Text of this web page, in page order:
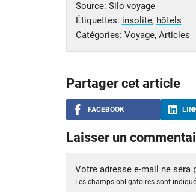
Source: Silo voyage
Étiquettes: insolite, hôtels
Catégories: Voyage, Articles
Partager cet article
FACEBOOK
Laisser un
Votre adresse e-mail ne sera
Les champs obligatoires sont